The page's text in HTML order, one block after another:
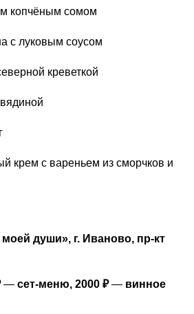
копчёным сомом
с луковым соусом
креветкой
крем с вареньем из сморчков и
души», г. Иваново, пр-кт
— сет-меню, 2000 ₽— винное